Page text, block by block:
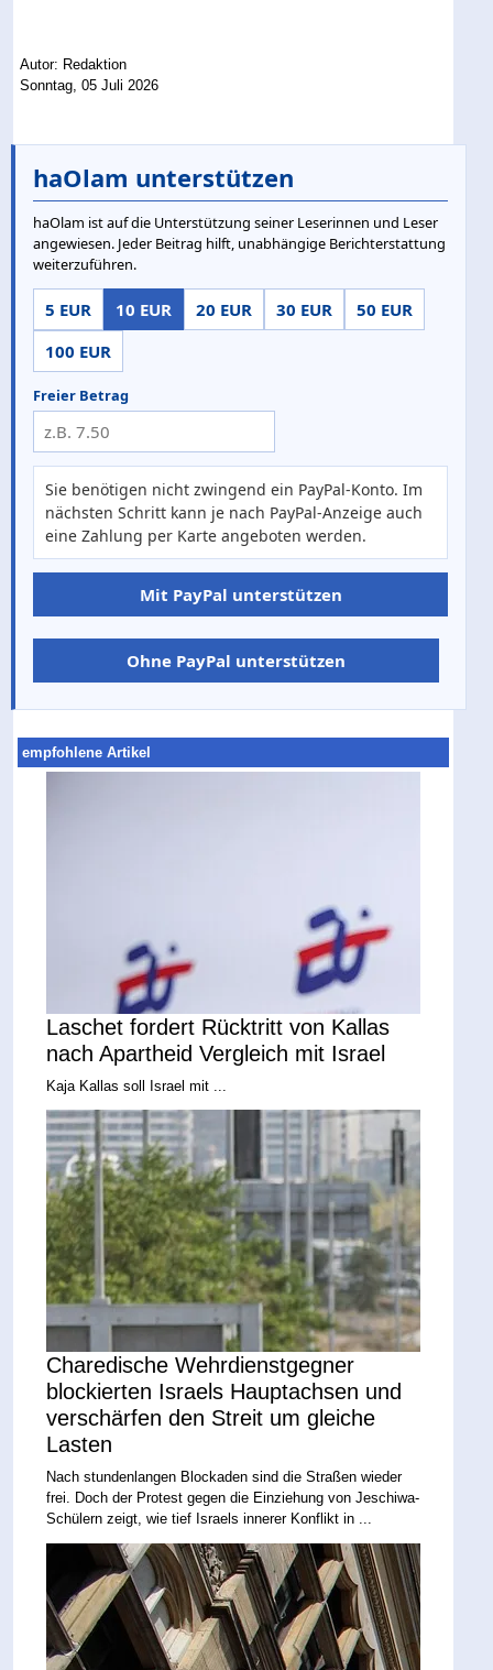
Autor: Redaktion
Sonntag, 05 Juli 2026
haOlam unterstützen
haOlam ist auf die Unterstützung seiner Leserinnen und Leser
angewiesen. Jeder Beitrag hilft, unabhängige Berichterstattung
weiterzuführen.
5 EUR 10 EUR 20 EUR 30 EUR
50 EUR
100 EUR
Freier Betrag
Sie benötigen nicht zwingend ein PayPal-Konto. Im
nächsten Schritt kann je nach PayPal-Anzeige auch
eine Zahlung per Karte angeboten werden.
Mit PayPal unterstützen
Ohne PayPal unterstützen
empfohlene Artikel
Laschet fordert Rücktritt von Kallas
nach Apartheid Vergleich mit Israel
Kaja Kallas soll Israel mit ...
Charedische Wehrdienstgegner
blockierten Israels Hauptachsen und
verschärfen den Streit um gleiche
Lasten
Nach stundenlangen Blockaden sind die Straßen wieder
frei. Doch der Protest gegen die Einziehung von Jeschiwa-
Schülern zeigt, wie tief Israels innerer Konflikt in ...